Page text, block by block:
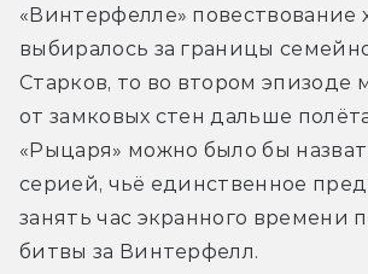
«Винтерфелле» повествование
выбиралось за границы
Старков, то во втором эпизоде
от замковых стен дальше
«Рыцаря» можно было бы
серией, чьё единственное
занять час экранного времени
битвы за Винтерфелл.